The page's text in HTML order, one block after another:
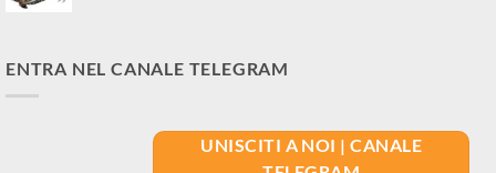
ENTRA NEL CANALE TELEGRAM
UNISCITI A NOI | CANALE